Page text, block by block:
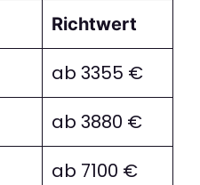
Richtwert
ab 3355 €
ab 3880 €
ab 7100 €